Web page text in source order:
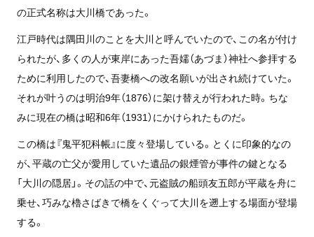
の正式名称は大川橋であった。
江戸時代は隅田川のことを大川と呼んでいたので、この名が付け
られたが、多くの人が東岸にあった吾嬬（あづま）神社へ参拝する
ために利用したので、吾妻橋への改名願いが出され続けていた。
それが叶うのは明治9年（1876）に架け替えが行われた時。ちな
みに現在の橋は昭和6年（1931）にかけられたものだ。
この橋は『鬼平犯科帳』に度々登場している。とくに印象的なの
が、平蔵の亡父が愛用していた遺品の銀煙管が事件の鍵となる
「大川の隠居」。その話の中で、元盗賊の船頭友五郎が平蔵を舟に
乗せ、巧みな櫓さばきで橋をくぐって大川を遡上する場面が登場
する。